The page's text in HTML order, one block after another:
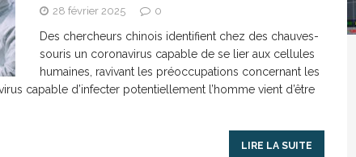
RÉÇENTS
Madagascar : Rajoelina chassé par « ses »
28 février 2025 0
Des chercheurs chinois identifient chez des chauves-
souris un coronavirus capable de se lier aux cellules
humaines, ravivant les préoccupations concernant les
capable d’infecter potentiellement l’homme vient d’être
LIRE LA SUITE